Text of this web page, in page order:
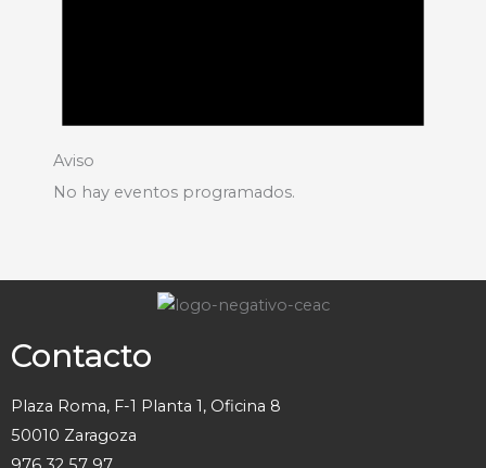
Aviso
No hay eventos programados.
Contacto
Plaza Roma, F-1 Planta 1, Oficina 8
50010 Zaragoza